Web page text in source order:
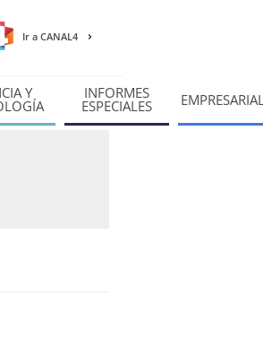
Ir a CANAL4
Y INFORMES
ESPECIALES